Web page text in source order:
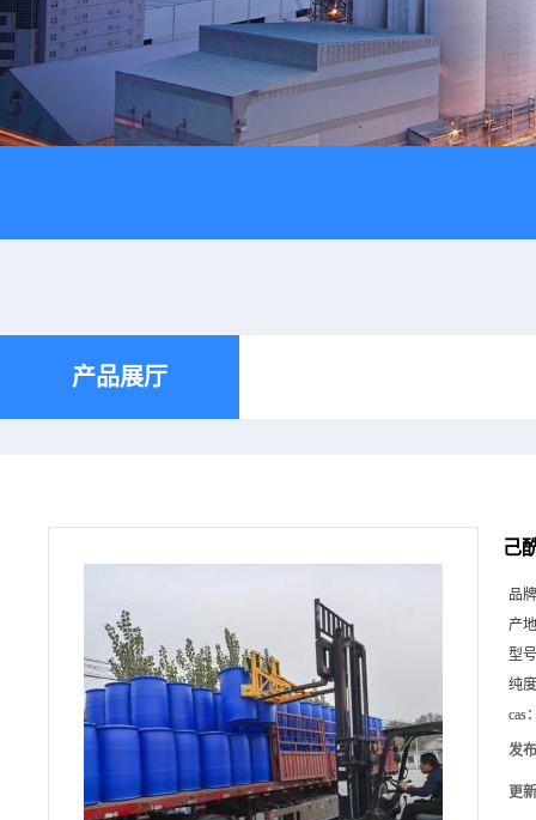
产品展厅
己
品
产
型
纯
cas
发
更